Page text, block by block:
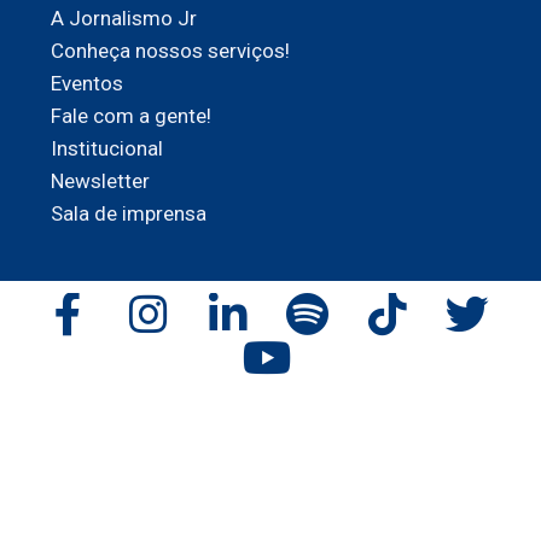
A Jornalismo Jr
Conheça nossos serviços!
Eventos
Fale com a gente!
Institucional
Newsletter
Sala de imprensa